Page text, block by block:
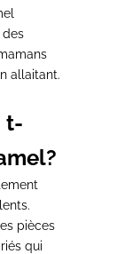
des
allaitant.
t-
.
pièces
qui